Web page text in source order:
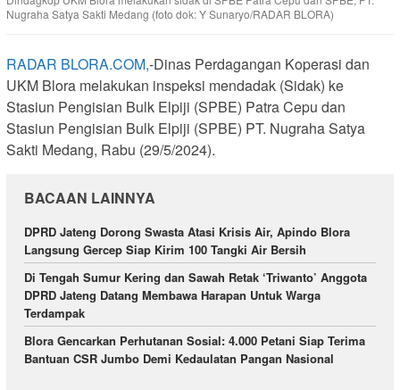
Nugraha Satya Sakti Medang (foto dok: Y Sunaryo/RADAR BLORA)
RADAR BLORA.COM,-Dinas Perdagangan Koperasi dan
UKM Blora melakukan inspeksi mendadak (Sidak) ke
Stasiun Pengisian Bulk Elpiji (SPBE) Patra Cepu dan
Stasiun Pengisian Bulk Elpiji (SPBE) PT. Nugraha Satya
Sakti Medang, Rabu (29/5/2024).
BACAAN LAINNYA
DPRD Jateng Dorong Swasta Atasi Krisis Air, Apindo Blora
Langsung Gercep Siap Kirim 100 Tangki Air Bersih
Di Tengah Sumur Kering dan Sawah Retak ‘Triwanto’ Anggota
DPRD Jateng Datang Membawa Harapan Untuk Warga
Terdampak
Blora Gencarkan Perhutanan Sosial: 4.000 Petani Siap Terima
Bantuan CSR Jumbo Demi Kedaulatan Pangan Nasional